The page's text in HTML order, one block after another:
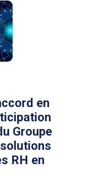
en
Groupe
RH en